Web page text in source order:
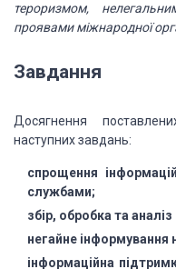
тероризмом,
проявами міжнародної
Завдання
Досягнення
наступних завдань:
спрощення
службами;
збір, обробка та аналіз
негайне інформування
інформаційна